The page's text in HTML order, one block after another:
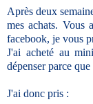
Après deux
mes achats. Vous
facebook, je vous
J'ai acheté au
dépenser parce
J'ai donc pris :